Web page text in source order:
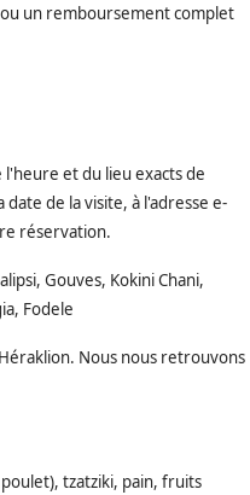
un remboursement complet
l'heure et du lieu exacts de
de la visite, à l'adresse e-
réservation.
Gouves, Kokini Chani,
Fodele
Nous nous retrouvons
poulet), tzatziki, pain, fruits